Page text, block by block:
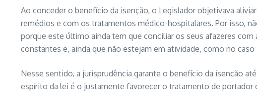
Ao conceder o benefício da isenção, o Legislador objetivava
remédios e com os tratamentos médico-hospitalares. Por isso,
porque este último ainda tem que conciliar os seus afazeres
constantes e, ainda que não estejam em atividade, como no
Nesse sentido, a jurisprudência garante o benefício da isenção
espírito da lei é o justamente favorecer o tratamento de portador